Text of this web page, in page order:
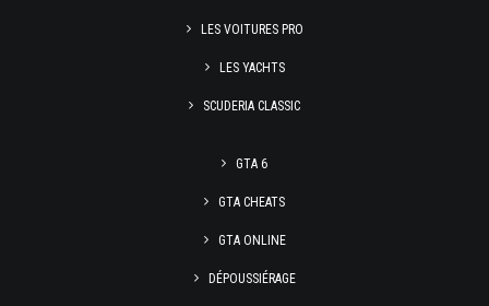
LES VOITURES PRO
LES YACHTS
SCUDERIA CLASSIC
GTA 6
GTA CHEATS
GTA ONLINE
DÉPOUSSIÉRAGE